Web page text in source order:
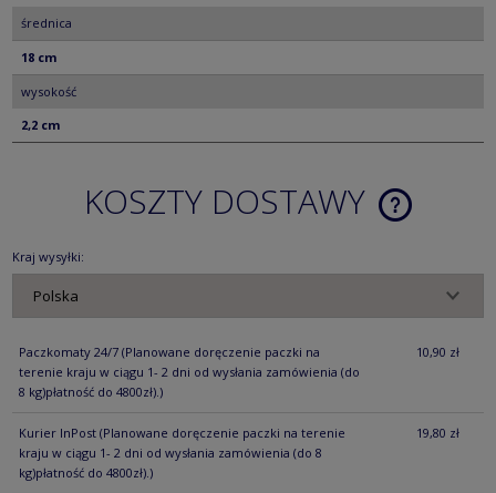
średnica
18 cm
wysokość
2,2 cm
KOSZTY DOSTAWY
CENA NIE
Kraj wysyłki:
Paczkomaty 24/7 (Planowane doręczenie paczki na
terenie kraju w ciągu 1- 2 dni od wysłania zamówienia (do
8 kg)płatność do 4800zł).)
10,90 zł
Kurier InPost (Planowane doręczenie paczki na terenie
kraju w ciągu 1- 2 dni od wysłania zamówienia (do 8
kg)płatność do 4800zł).)
19,80 zł